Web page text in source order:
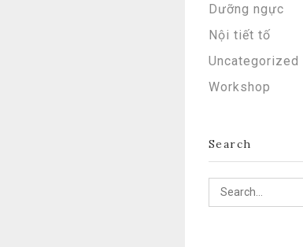
Dưỡng ngực
Nội tiết tố
Uncategorized
Workshop
Search